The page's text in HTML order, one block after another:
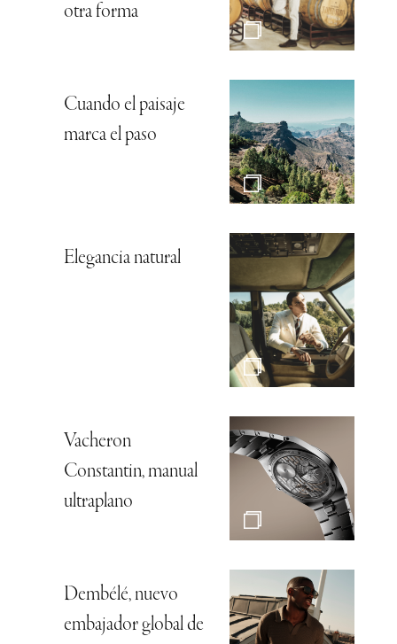
otra forma
Cuando el paisaje
marca el paso
Elegancia natural
Vacheron
Constantin, manual
ultraplano
Dembélé, nuevo
embajador global de